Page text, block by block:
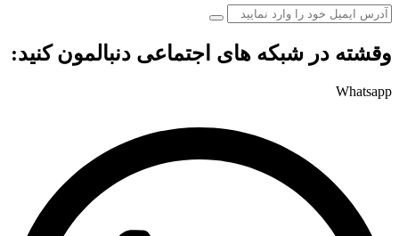
وقشته در شبکه های اجتماعی دنبالمون کنید:
Whatsapp